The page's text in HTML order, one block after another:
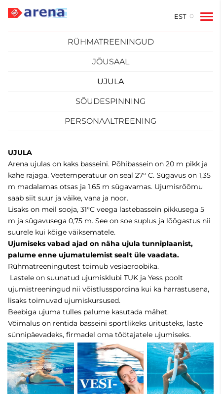
EST
RÜHMATREENINGUD
JÕUSAAL
UJULA
SÕUDESPINNING
PERSONAALTREENING
UJULA
Arena ujulas on kaks basseini. Põhibassein on 20 m pikk ja
kahe rajaga. Veetemperatuur on seal 27° C. Sügavus on 1,35
m madalamas otsas ja 1,65 m sügavamas. Ujumisrõõmu
saab siit suur ja väike, vana ja noor.
Lisaks on meil sooja, 31°C veega lastebassein pikkusega 5
m ja sügavusega 0,75 m. See on soe suplus ja lõõgastus nii
suurele kui kõige väiksematele.
Ujumiseks vabad ajad on näha ujula tunniplaanist,
palume enne ujumatulemist sealt üle vaadata.
Rühmatreeningutest toimub vesiaeroobika.
Lastele on suunatud ujumisklubi TUK ja Yess poolt
ujumistreeningud nii võistlusspordina kui ka harrastusena,
lisaks toimuvad ujumiskursused.
Beebiga ujuma tulles palume kasutada mähet.
Võimalus on rentida basseini sportlikeks üritusteks, laste
sünnipäevadeks, firmadel oma töötajatele ujumiseks.